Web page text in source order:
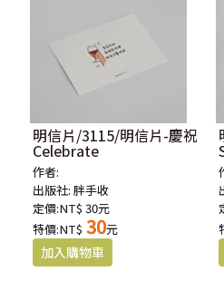
明信片/3115/明信片-慶祝
Celebrate
作者:
出版社:胖手收
定價:NT$ 30元
特價:NT$ 30元